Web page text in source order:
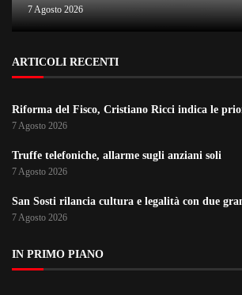
7 Agosto 2026
ARTICOLI RECENTI
Riforma del Fisco, Cristiano Ricci indica le
7 Agosto 2026
Truffe telefoniche, allarme sugli anziani soli
7 Agosto 2026
San Sosti rilancia cultura e legalità con due
7 Agosto 2026
IN PRIMO PIANO